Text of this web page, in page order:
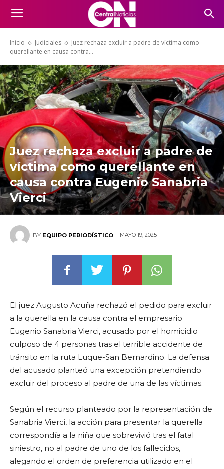
Inicio Judiciales
Juez rechaza excluir a padre de víctima como
querellante en causa contra...
Juez rechaza excluir a padre de
víctima como querellante en
causa contra Eugenio Sanabria
Vierci
BY EQUIPO PERIODÍSTICO MAYO 19, 2025
El juez Augusto Acuña rechazó el pedido para excluir
a la querella en la causa contra el empresario
Eugenio Sanabria Vierci, acusado por el homicidio
culposo de 4 personas tras el terrible accidente de
tránsito en la ruta Luque-San Bernardino. La defensa
del acusado planteó una excepción pretendiendo
excluir del proceso al padre de una de las víctimas.
Según el recurso planteado por la representación de
Sanabria Vierci, la acción para presentar la querella
correspondía a la niña que sobrevivió tras el fatal
siniestro, no al padre de uno de los fallecidos,
alegando el orden de preferencia utilizado en el